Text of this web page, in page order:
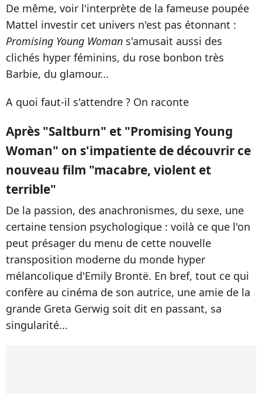
De même, voir l'interprète de la fameuse poupée
Mattel investir cet univers n'est pas étonnant :
Promising Young Woman s'amusait aussi des
clichés hyper féminins, du rose bonbon très
Barbie, du glamour...
A quoi faut-il s'attendre ? On raconte
Après "Saltburn" et "Promising Young
Woman" on s'impatiente de découvrir ce
nouveau film "macabre, violent et
terrible"
De la passion, des anachronismes, du sexe, une
certaine tension psychologique : voilà ce que l'on
peut présager du menu de cette nouvelle
transposition moderne du monde hyper
mélancolique d'Emily Brontë. En bref, tout ce qui
confère au cinéma de son autrice, une amie de la
grande Greta Gerwig soit dit en passant, sa
singularité...